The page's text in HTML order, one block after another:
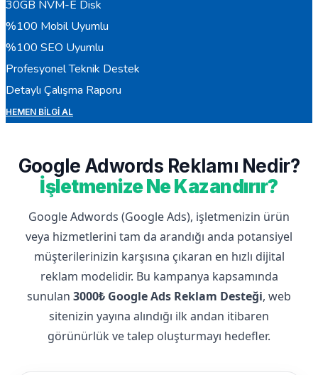
30GB NVM-E Disk
%100 Mobil Uyumlu
%100 SEO Uyumlu
Profesyonel Teknik Destek
Detaylı Çalışma Raporu
HEMEN BILGI AL
Google Adwords Reklamı Nedir?
İşletmenize Ne Kazandırır?
Google Adwords (Google Ads), işletmenizin ürün
veya hizmetlerini tam da arandığı anda potansiyel
müşterilerinizin karşısına çıkaran en hızlı dijital
reklam modelidir. Bu kampanya kapsamında
sunulan 3000₺ Google Ads Reklam Desteği, web
sitenizin yayına alındığı ilk andan itibaren
görünürlük ve talep oluşturmayı hedefler.